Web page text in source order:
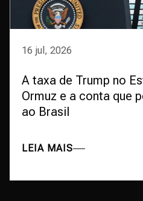
16 jul, 2026
A taxa de Trump no
Ormuz e a conta que
ao Brasil
LEIA MAIS